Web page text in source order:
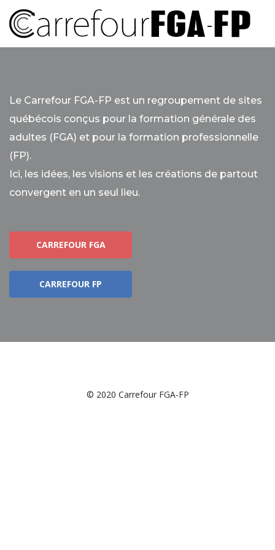
Le Carrefour FGA-FP est un regroupement de sites
québécois conçus pour la formation générale des
adultes (FGA) et pour la formation professionnelle
(FP).
Ici, les idées, les visions et les créations de partout
convergent en un seul lieu.
CARREFOUR FGA
CARREFOUR FP
© 2020 Carrefour FGA-FP